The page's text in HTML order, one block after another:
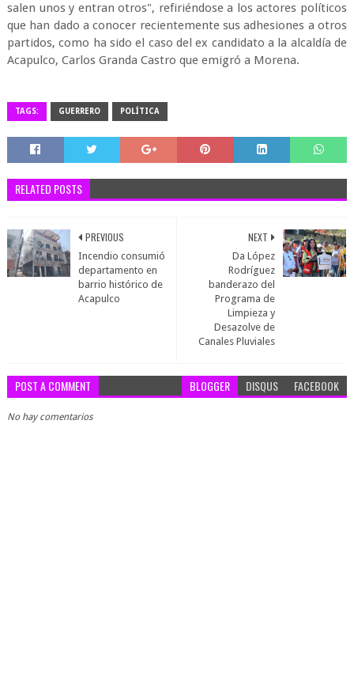
salen unos y entran otros", refiriéndose a los actores políticos
que han dado a conocer recientemente sus adhesiones a otros
partidos, como ha sido el caso del ex candidato a la alcaldía de
Acapulco, Carlos Granda Castro que emigró a Morena.
TAGS: GUERRERO POLÍTICA
RELATED POSTS
NEXT
Da López
Rodríguez
banderazo del
Programa de
Limpieza y
Desazolve de
Canales Pluviales
PREVIOUS
Incendio consumió
departamento en
barrio histórico de
Acapulco
POST A COMMENT BLOGGER DISQUS FACEBOOK
No hay comentarios